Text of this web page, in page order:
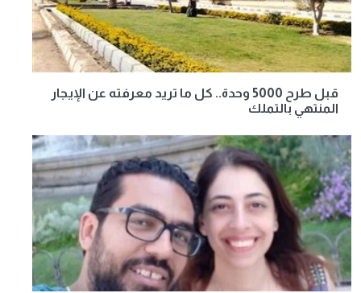
قبل طرح 5000 وحدة.. كل ما تريد معرفته عن الإيجار
المنتهي بالتملك